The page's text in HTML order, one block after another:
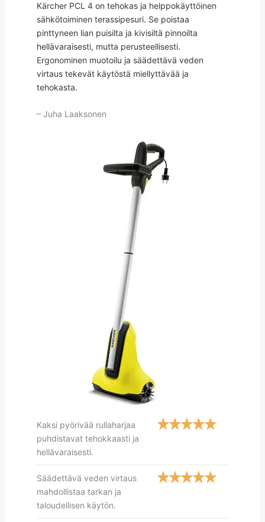
Kärcher PCL 4 on tehokas ja helppokäyttöinen
sähkötoiminen terassipesuri. Se poistaa
pinttyneen lian puisilta ja kivisiltä pinnoilta
hellävaraisesti, mutta perusteellisesti.
Ergonominen muotoilu ja säädettävä veden
virtaus tekevät käytöstä miellyttävää ja
tehokasta.
– Juha Laaksonen
Kaksi pyörivää rullaharjaa
puhdistavat tehokkaasti ja
hellävaraisesti.
Säädettävä veden virtaus
mahdollistaa tarkan ja
taloudellisen käytön.